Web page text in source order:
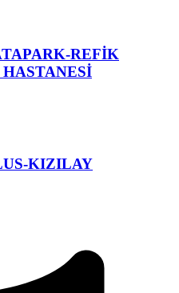
REFİK
KIZILAY